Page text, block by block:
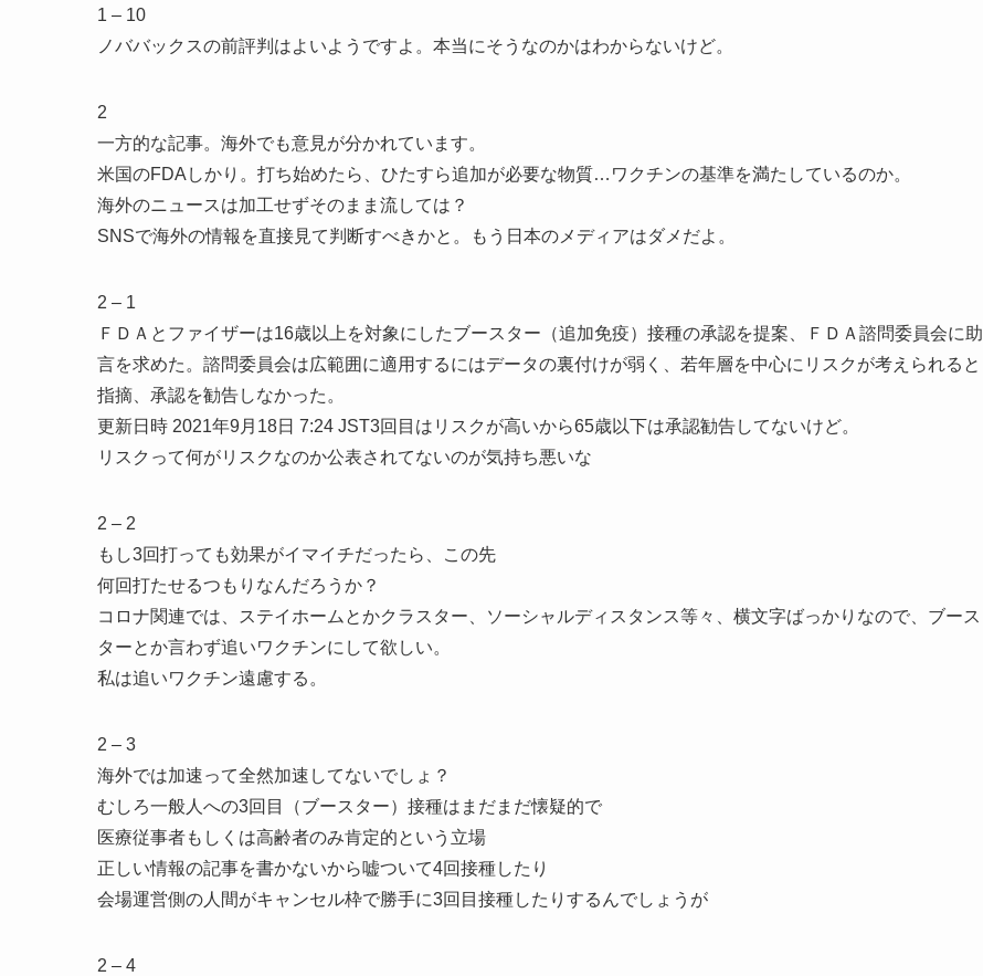
1 – 10
ノババックスの前評判はよいようですよ。本当にそうなのかはわからないけど。
2
一方的な記事。海外でも意見が分かれています。
米国のFDAしかり。打ち始めたら、ひたすら追加が必要な物質…ワクチンの基準を満たしているのか。
海外のニュースは加工せずそのまま流しては？
SNSで海外の情報を直接見て判断すべきかと。もう日本のメディアはダメだよ。
2 – 1
ＦＤＡとファイザーは16歳以上を対象にしたブースター（追加免疫）接種の承認を提案、ＦＤＡ諮問委員会に助
言を求めた。諮問委員会は広範囲に適用するにはデータの裏付けが弱く、若年層を中心にリスクが考えられると
指摘、承認を勧告しなかった。
更新日時 2021年9月18日 7:24 JST3回目はリスクが高いから65歳以下は承認勧告してないけど。
リスクって何がリスクなのか公表されてないのが気持ち悪いな
2 – 2
もし3回打っても効果がイマイチだったら、この先
何回打たせるつもりなんだろうか？
コロナ関連では、ステイホームとかクラスター、ソーシャルディスタンス等々、横文字ばっかりなので、ブース
ターとか言わず追いワクチンにして欲しい。
私は追いワクチン遠慮する。
2 – 3
海外では加速って全然加速してないでしょ？
むしろ一般人への3回目（ブースター）接種はまだまだ懐疑的で
医療従事者もしくは高齢者のみ肯定的という立場
正しい情報の記事を書かないから嘘ついて4回接種したり
会場運営側の人間がキャンセル枠で勝手に3回目接種したりするんでしょうが
2 – 4